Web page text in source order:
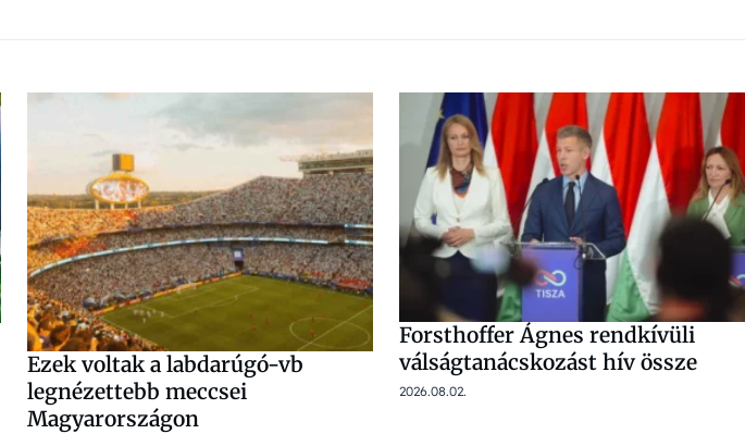
Ezek voltak a labdarúgó-vb
legnézettebb meccsei
Magyarországon
Forsthoffer Ágnes rendkívüli
válságtanácskozást hív össze
2026.08.02.